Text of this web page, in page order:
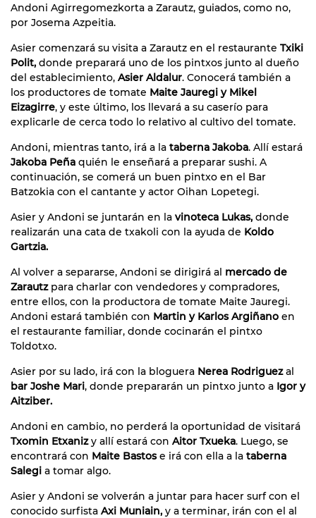
Andoni Agirregomezkorta a Zarautz, guiados, como no,
por Josema Azpeitia.
Asier comenzará su visita a Zarautz en el restaurante Txiki
Polit, donde preparará uno de los pintxos junto al dueño
del establecimiento, Asier Aldalur. Conocerá también a
los productores de tomate Maite Jauregi y Mikel
Eizagirre, y este último, los llevará a su caserío para
explicarle de cerca todo lo relativo al cultivo del tomate.
Andoni, mientras tanto, irá a la taberna Jakoba. Allí estará
Jakoba Peña quién le enseñará a preparar sushi. A
continuación, se comerá un buen pintxo en el Bar
Batzokia con el cantante y actor Oihan Lopetegi.
Asier y Andoni se juntarán en la vinoteca Lukas, donde
realizarán una cata de txakoli con la ayuda de Koldo
Gartzia.
Al volver a separarse, Andoni se dirigirá al mercado de
Zarautz para charlar con vendedores y compradores,
entre ellos, con la productora de tomate Maite Jauregi.
Andoni estará también con Martin y Karlos Argiñano en
el restaurante familiar, donde cocinarán el pintxo
Toldotxo.
Asier por su lado, irá con la bloguera Nerea Rodriguezal
bar Joshe Mari, donde prepararán un pintxo junto a Igor y
Aitziber.
Andoni en cambio, no perderá la oportunidad de visitará
Txomin Etxanizy allí estará con Aitor Txueka. Luego, se
encontrará con Maite Bastose irá con ella a la taberna
Salegi a tomar algo.
Asier y Andoni se volverán a juntar para hacer surf con el
conocido surfista Axi Muniain, y a terminar, irán con el al